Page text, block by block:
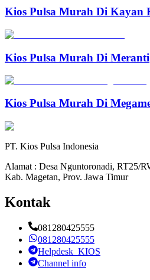
Kios Pulsa Murah Di Kayan
Kios Pulsa Murah Di Meranti
Kios Pulsa Murah Di
PT. Kios Pulsa Indonesia
Alamat : Desa Nguntoronadi, RT25/
Kab. Magetan, Prov. Jawa Timur
Kontak
081280425555
081280425555
Helpdesk_KIOS
Channel info